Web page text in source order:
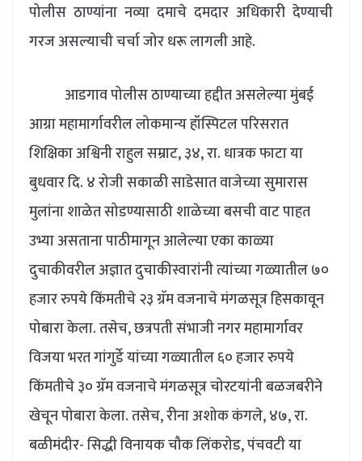
पोलीस ठाण्यांना नव्या दमाचे दमदार अधिकारी देण्याची
गरज असल्याची चर्चा जोर धरू लागली आहे.
आडगाव पोलीस ठाण्याच्या हद्दीत असलेल्या मुंबई
आग्रा महामार्गावरील लोकमान्य हॉस्पिटल परिसरात
शिक्षिका अश्विनी राहुल सम्राट, ३४, रा. धात्रक फाटा या
बुधवार दि. ४ रोजी सकाळी साडेसात वाजेच्या सुमारास
मुलांना शाळेत सोडण्यासाठी शाळेच्या बसची वाट पाहत
उभ्या असताना पाठीमागून आलेल्या एका काळ्या
दुचाकीवरील अज्ञात दुचाकीस्वारांनी त्यांच्या गळ्यातील ७०
हजार रुपये किंमतीचे २३ ग्रॅम वजनाचे मंगळसूत्र हिसकावून
पोबारा केला. तसेच, छत्रपती संभाजी नगर महामार्गावर
विजया भरत गांगुर्डे यांच्या गळ्यातील ६० हजार रुपये
किंमतीचे ३० ग्रॅम वजनाचे मंगळसूत्र चोरटयांनी बळजबरीने
खेचून पोबारा केला. तसेच, रीना अशोक कंगले, ४७, रा.
बळीमंदीर- सिद्धी विनायक चौक लिंकरोड, पंचवटी या